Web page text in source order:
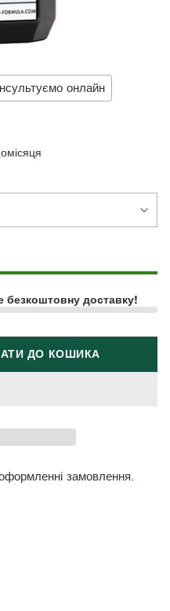
онлайн
безкоштовну доставку!
ДО КОШИКА
замовлення.